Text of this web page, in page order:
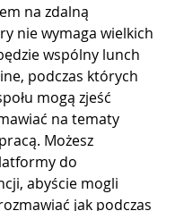
na zdalną
nie wymaga wielkich
wspólny lunch
podczas których
mogą zjeść
na tematy
Możesz
do
abyście mogli
jak podczas